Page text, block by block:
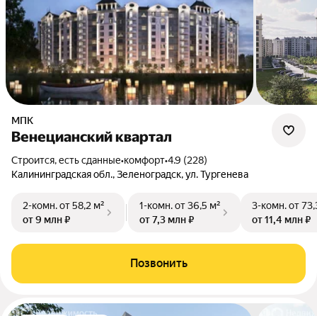
МПК
Венецианский квартал
Строится, есть сданные•комфорт•4.9 (228)
Калининградская обл., Зеленоградск, ул. Тургенева
2-комн.от 58,2 м²
от 9 млн ₽
1-комн.от 36,5 м²
от 7,3 млн ₽
3-комн.от
от 11,4 млн ₽
Позвонить